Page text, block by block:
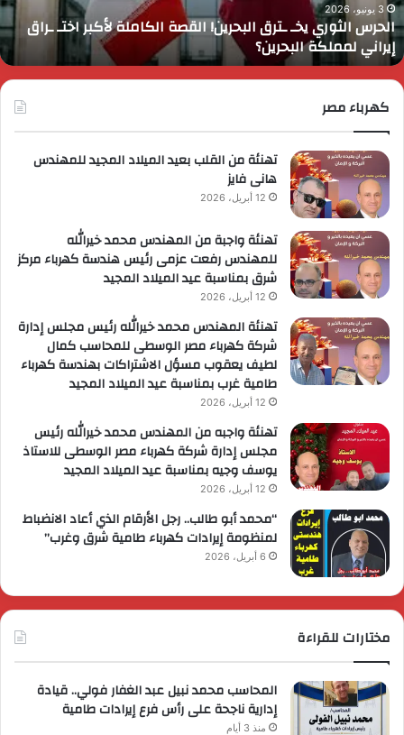
التضامن
الاجتماعي
إلى
عضوية
المجموعة
الوزارية
3 يونيو، 2026
رئيس الوزراء يقرر ضم مايا مرسي وزيرة التضامن الاجتماعي إلى
عضوية المجموعة الوزارية لريادة الأعمال
كهرباء مصر
تهنئة من القلب بعيد الميلاد المجيد للمهندس
هانى فايز
12 أبريل، 2026
تهنئة واجبة من المهندس محمد خيرالله
للمهندس رفعت عزمى رئيس هندسة كهرباء مركز
شرق بمناسبة عيد الميلاد المجيد
12 أبريل، 2026
تهنئة المهندس محمد خيرالله رئيس مجلس إدارة
شركة كهرباء مصر الوسطى للمحاسب كمال
لطيف يعقوب مسؤل الاشتراكات بهندسة كهرباء
طامية غرب بمناسبة عيد الميلاد المجيد
12 أبريل، 2026
تهنئة واجبه من المهندس محمد خيرالله رئيس
مجلس إدارة شركة كهرباء مصر الوسطى للاستاذ
يوسف وجيه بمناسبة عيد الميلاد المجيد
12 أبريل، 2026
“محمد أبو طالب.. رجل الأرقام الذي أعاد الانضباط
لمنظومة إيرادات كهرباء طامية شرق وغرب”
6 أبريل، 2026
مختارات للقراءة
المحاسب محمد نبيل عبد الغفار فولي.. قيادة
إدارية ناجحة على رأس فرع إيرادات طامية
منذ 3 أيام